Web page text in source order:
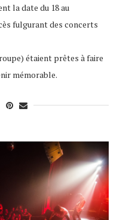
la date du 18 au
fulgurant des concerts
étaient prêtes à faire
mémorable.